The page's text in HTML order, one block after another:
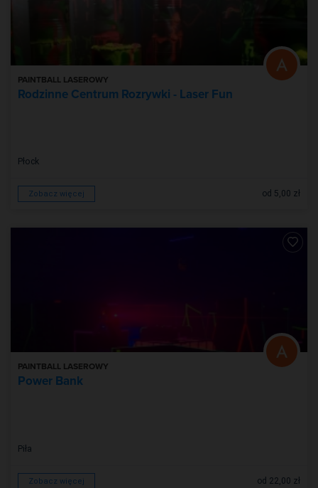
PAINTBALL LASEROWY
Rodzinne Centrum Rozrywki - Laser Fun
Płock
Zobacz więcej od 5,00 zł
PAINTBALL LASEROWY
Power Bank
Piła
Zobacz więcej od 22,00 zł